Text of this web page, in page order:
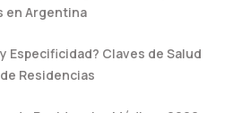
en Argentina
Especificidad? Claves de Salud
Residencias